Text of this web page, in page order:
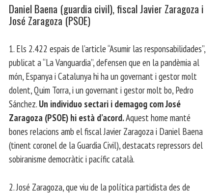
Daniel Baena (guardia civil), fiscal Javier Zaragoza i
José Zaragoza (PSOE)
1. Els 2.422 espais de l’article “Asumir las responsabilidades”,
publicat a “La Vanguardia”, defensen que en la pandèmia al
món, Espanya i Catalunya hi ha un governant i gestor molt
dolent, Quim Torra, i un governant i gestor molt bo, Pedro
Sánchez. Un individuo sectari i demagog com José
Zaragoza (PSOE) hi està d’acord.Aquest home manté
bones relacions amb el fiscal Javier Zaragoza i Daniel Baena
(tinent coronel de la Guardia Civil), destacats repressors del
sobiranisme democràtic i pacífic català.
2. José Zaragoza, que viu de la política partidista des de